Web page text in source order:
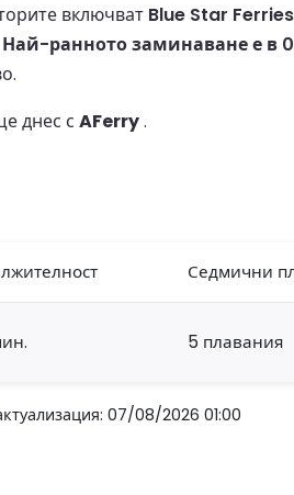
включват Blue Star Ferries
Най-ранното заминаване е в
днес с AFerry.
Седмични
5 плавания
07/08/2026 01:00